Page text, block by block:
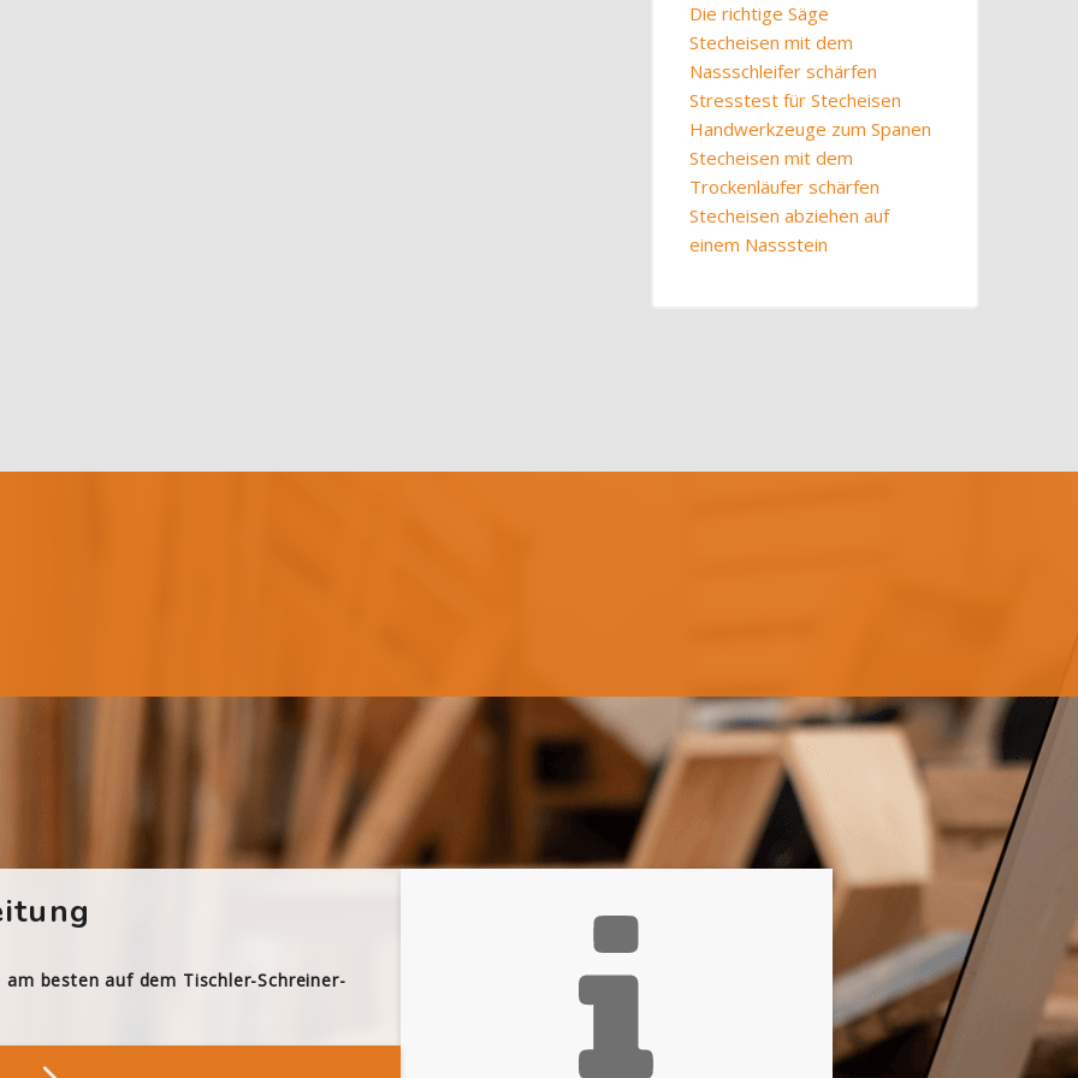
Die richtige Säge
Stecheisen mit dem
Nassschleifer schärfen
Stresstest für Stecheisen
Handwerkzeuge zum Spanen
Stecheisen mit dem
Trockenläufer schärfen
Stecheisen abziehen auf
einem Nassstein
besten auf dem Tischler-Schreiner-